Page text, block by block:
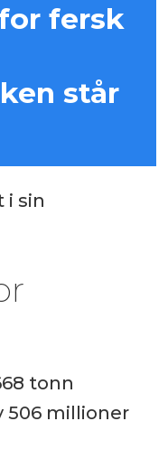
fersk
står
i sin
tonn
506 millioner